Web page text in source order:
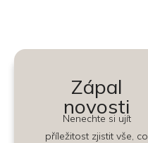
Zápal
novosti
Nenechte si ujít
příležitost zjistit vše, co